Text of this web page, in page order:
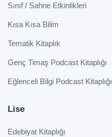
Sınıf / Sahne Etkinlikleri
Kısa Kısa Bilim
Tematik Kitaplık
Genç Timaş Podcast Kitaplığı
Eğlenceli Bilgi Podcast Kitaplığı
Lise
Edebiyat Kitaplığı